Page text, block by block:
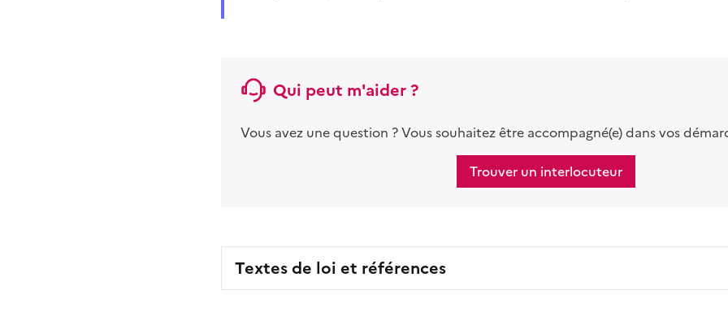
Qui peut m'aider ?
Vous avez une question ? Vous souhaitez être accompagné(e) dans vos
Trouver un interlocuteur
Textes de loi et références